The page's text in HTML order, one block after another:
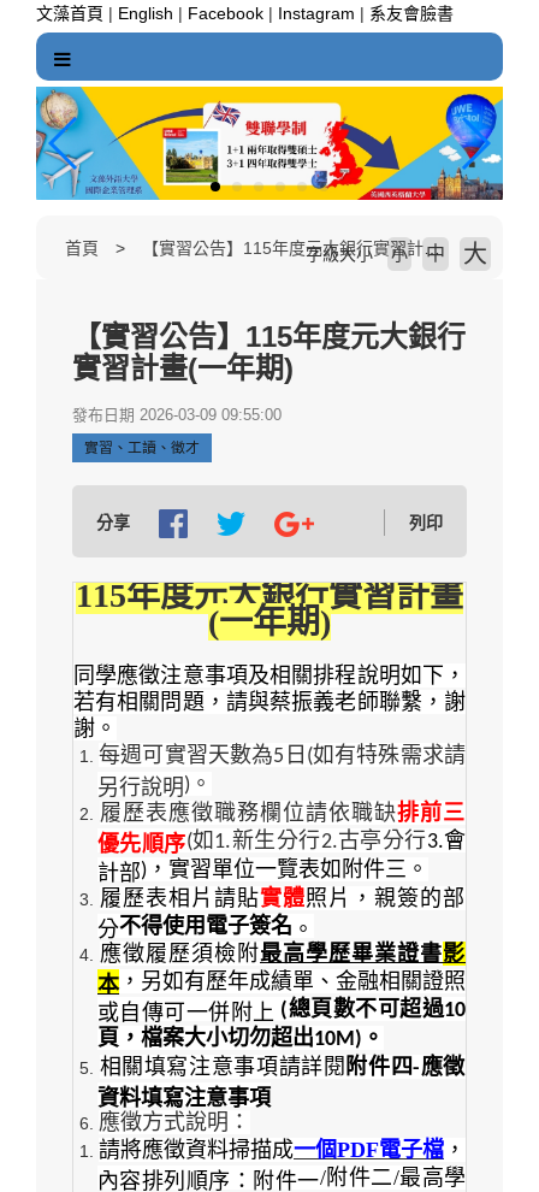
文藻首頁 | English | Facebook | Instagram | 系友會臉書
首頁 【實習公告】115年度元大銀行實習計畫(一年期)
字級大小 小 中 大
【實習公告】115年度元大銀行
實習計畫(一年期)
發布日期 2026-03-09 09:55:00
實習、工讀、徵才
分享 列印
115年度元大銀行實習計畫
(一年期)
同學應徵注意事項及相關排程說明如下，
若有相關問題，請與蔡振義老師聯繫，謝
謝。
每週可實習天數為5 日 (如有特殊需求請
另行說明) 。
履歷表應徵職務欄位請依職缺排前三
優先順序(如 1.新生分行2.古亭分行3.會
計部) ，實習單位一覽表如附件三。
履歷表相片請貼實體照片，親簽的部
分不得使用電子簽名 。
應徵履歷須檢附最高學歷畢業證書影
本，另如有歷年成績單、金融相關證照
或自傳可一併附上 (總頁數不可超過10
頁，檔案大小切勿超出10M) 。
相關填寫注意事項請詳閱 附件四-應徵
資料填寫注意事項
應徵方式說明：
請將應徵資料掃描成一個PDF電子檔 ，
內容排列順序：附件一/附件二/最高學